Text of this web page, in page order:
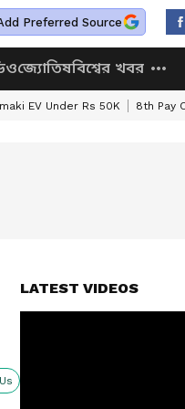
Preferred Source
জ্যোতিষবিশ্বের খবর
EV Under Rs 50K 8th Pay
LATEST VIDEOS